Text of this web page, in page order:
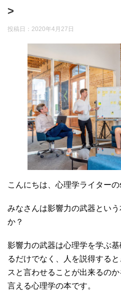
>
投稿日： 2020年4月27日
こんにちは、心理学ライターの
みなさんは影響力の武器とい
か？
影響力の武器は心理学を学ぶ
るだけでなく、人を説得する
スと言わせることが出来るの
言える心理学の本です。